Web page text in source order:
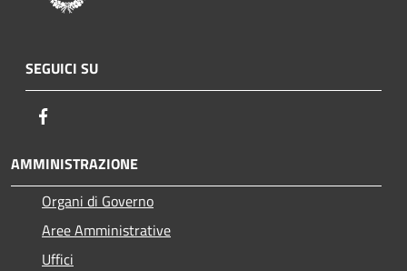
SEGUICI SU
AMMINISTRAZIONE
Organi di Governo
Aree Amministrative
Uffici